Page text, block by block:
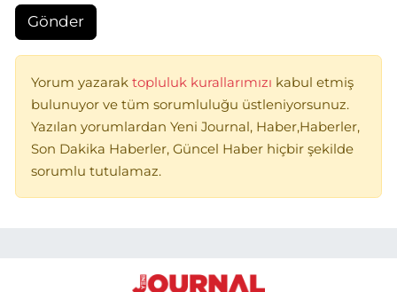
Gönder
Yorum yazarak topluluk kurallarımızı kabul etmiş
bulunuyor ve tüm sorumluluğu üstleniyorsunuz.
Yazılan yorumlardan Yeni Journal, Haber,Haberler,
Son Dakika Haberler, Güncel Haber hiçbir şekilde
sorumlu tutulamaz.